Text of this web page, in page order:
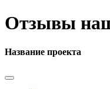
Отзывы
Название проекта